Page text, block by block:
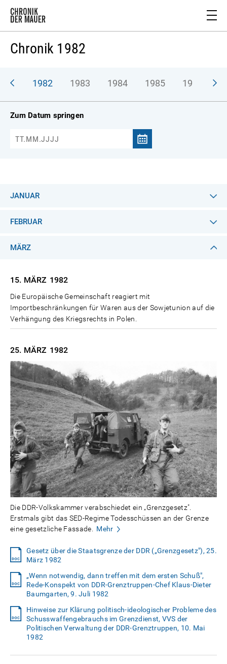
Chronik 1982
1982 1983 1984 1985 1986
Zum Datum springen
JANUAR
FEBRUAR
MÄRZ
15. MÄRZ 1982
Die Europäische Gemeinschaft reagiert mit
Importbeschränkungen für Waren aus der Sowjetunion auf die
Verhängung des Kriegsrechts in Polen.
25. MÄRZ 1982
Die DDR-Volkskammer verabschiedet ein „Grenzgesetz".
Erstmals gibt das SED-Regime Todesschüssen an der Grenze
eine gesetzliche Fassade. Mehr
Gesetz über die Staatsgrenze der DDR („Grenzgesetz"), 25.
März 1982
„Wenn notwendig, dann treffen mit dem ersten Schuß",
Rede-Konspekt von DDR-Grenztruppen-Chef Klaus-Dieter
Baumgarten, 9. Juli 1982
Hinweise zur Klärung politisch-ideologischer Probleme des
Schusswaffengebrauchs im Grenzdienst, VVS der
Politischen Verwaltung der DDR-Grenztruppen, 10. Mai
1982